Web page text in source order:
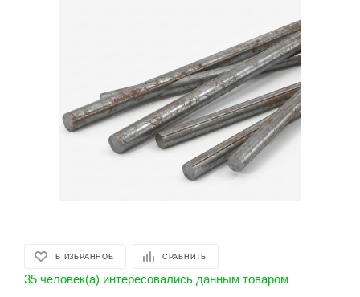
В ИЗБРАННОЕ СРАВНИТЬ
35 человек(а) интересовались данным товаром